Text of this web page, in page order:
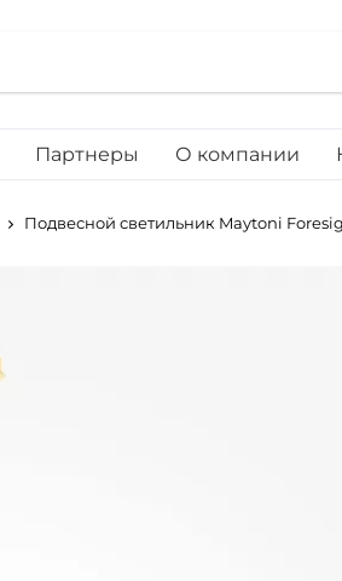
Партнеры О компании
Подвесной светильник Maytoni